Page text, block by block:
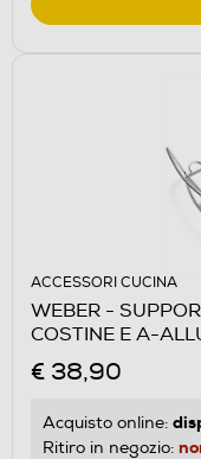
ACCESSORI CUCINA
WEBER -
COSTINE E A-
€ 38,90
Acquisto online:
Ritiro in negozio: